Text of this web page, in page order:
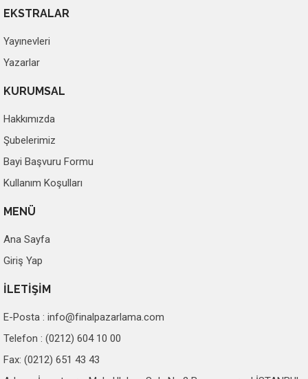
EKSTRALAR
Yayınevleri
Yazarlar
KURUMSAL
Hakkımızda
Şubelerimiz
Bayi Başvuru Formu
Kullanım Koşulları
MENÜ
Ana Sayfa
Giriş Yap
İLETİŞİM
E-Posta : info@finalpazarlama.com
Telefon : (0212) 604 10 00
Fax: (0212) 651 43 43